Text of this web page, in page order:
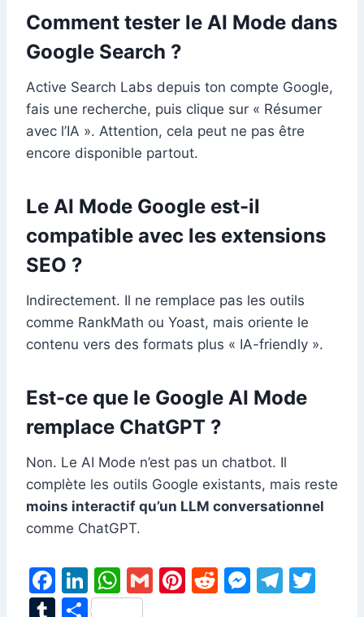
Comment tester le AI Mode dans
Google Search ?
Active Search Labs depuis ton compte Google,
fais une recherche, puis clique sur « Résumer
avec l’IA ». Attention, cela peut ne pas être
encore disponible partout.
Le AI Mode Google est-il
compatible avec les extensions
SEO ?
Indirectement. Il ne remplace pas les outils
comme RankMath ou Yoast, mais oriente le
contenu vers des formats plus « IA-friendly ».
Est-ce que le Google AI Mode
remplace ChatGPT ?
Non. Le AI Mode n’est pas un chatbot. Il
complète les outils Google existants, mais reste
moins interactif qu’un LLM conversationnel
comme ChatGPT.
F
a
Li
n
W
h
G
Pi R
M T
T P